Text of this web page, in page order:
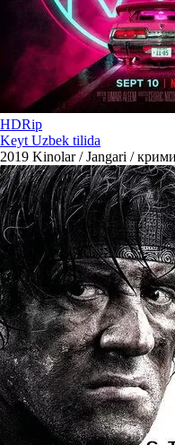
HDRip
Keyt Uzbek tilida
2019 Kinolar / Jangari /